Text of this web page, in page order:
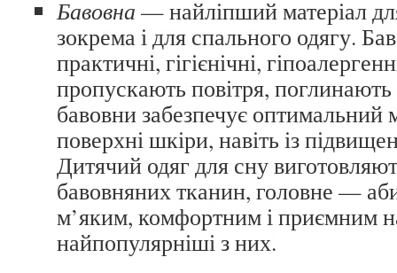
Бавовна — найліпший матеріал
зокрема і для спального одягу.
практичні, гігієнічні,
пропускають повітря, поглинають
бавовни забезпечує оптимальний
поверхні шкіри, навіть із
Дитячий одяг для сну
бавовняних тканин, головне —
м’яким, комфортним і приємним
найпопулярніші з них.